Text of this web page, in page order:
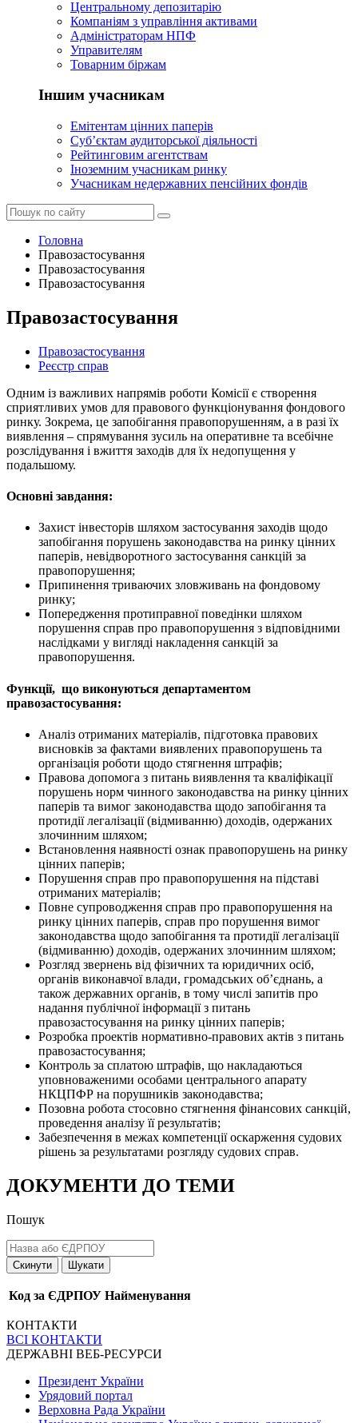
Центральному депозитарію
Компаніям з управління активами
Адміністраторам НПФ
Управителям
Товарним біржам
Іншим учасникам
Емітентам цінних паперів
Суб’єктам аудиторської діяльності
Рейтинговим агентствам
Іноземним учасникам ринку
Учасникам недержавних пенсійних фондів
Головна
Правозастосування
Правозастосування
Правозастосування
Правозастосування
Правозастосування
Реєстр справ
Одним із важливих напрямів роботи Комісії є створення
сприятливих умов для правового функціонування фондового
ринку. Зокрема, це запобігання правопорушенням, а в разі їх
виявлення – спрямування зусиль на оперативне та всебічне
розслідування і вжиття заходів для їх недопущення у
подальшому.
Основні завдання:
Захист інвесторів шляхом застосування заходів щодо
запобігання порушень законодавства на ринку цінних
паперів, невідворотного застосування санкцій за
правопорушення;
Припинення триваючих зловживань на фондовому
ринку;
Попередження протиправної поведінки шляхом
порушення справ про правопорушення з відповідними
наслідками у вигляді накладення санкцій за
правопорушення.
Функції, що виконуються департаментом
правозастосування:
Аналіз отриманих матеріалів, підготовка правових
висновків за фактами виявлених правопорушень та
організація роботи щодо стягнення штрафів;
Правова допомога з питань виявлення та кваліфікації
порушень норм чинного законодавства на ринку цінних
паперів та вимог законодавства щодо запобігання та
протидії легалізації (відмиванню) доходів, одержаних
злочинним шляхом;
Встановлення наявності ознак правопорушень на ринку
цінних паперів;
Порушення справ про правопорушення на підставі
отриманих матеріалів;
Повне супроводження справ про правопорушення на
ринку цінних паперів, справ про порушення вимог
законодавства щодо запобігання та протидії легалізації
(відмиванню) доходів, одержаних злочинним шляхом;
Розгляд звернень від фізичних та юридичних осіб,
органів виконавчої влади, громадських об’єднань, а
також державних органів, в тому числі запитів про
надання публічної інформації з питань
правозастосування на ринку цінних паперів;
Розробка проектів нормативно-правових актів з питань
правозастосування;
Контроль за сплатою штрафів, що накладаються
уповноваженими особами центрального апарату
НКЦПФР на порушників законодавства;
Позовна робота стосовно стягнення фінансових санкцій,
проведення аналізу її результатів;
Забезпечення в межах компетенції оскарження судових
рішень за результатами розгляду судових справ.
ДОКУМЕНТИ ДО ТЕМИ
Пошук
Скинути Шукати
Код за ЄДРПОУ Найменування
КОНТАКТИ
ВСІ КОНТАКТИ
ДЕРЖАВНІ ВЕБ-РЕСУРСИ
Президент України
Урядовий портал
Верховна Рада України